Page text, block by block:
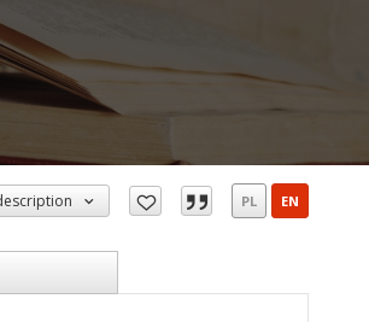
PL EN